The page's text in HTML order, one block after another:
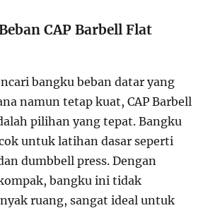
CAP Barbell Flat
bangku beban datar yang
namun tetap kuat, CAP Barbell
pilihan yang tepat. Bangku
untuk latihan dasar seperti
dumbbell press. Dengan
bangku ini tidak
ruang, sangat ideal untuk